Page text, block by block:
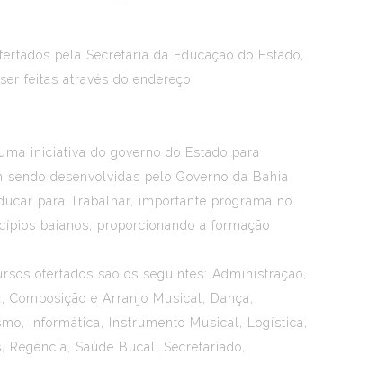
pela Secretaria da Educação do Estado,
feitas através do endereço
iniciativa do governo do Estado para
desenvolvidas pelo Governo da Bahia
para Trabalhar, importante programa no
baianos, proporcionando a formação
ofertados são os seguintes: Administração,
e Arranjo Musical, Dança,
Informática, Instrumento Musical, Logística,
Saúde Bucal, Secretariado,